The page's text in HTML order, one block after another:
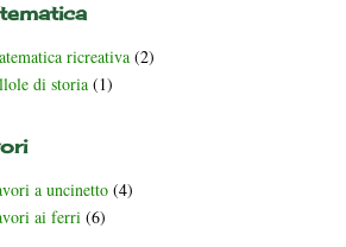
ricreativa (2)
di storia (1)
a uncinetto (4)
ai ferri (6)